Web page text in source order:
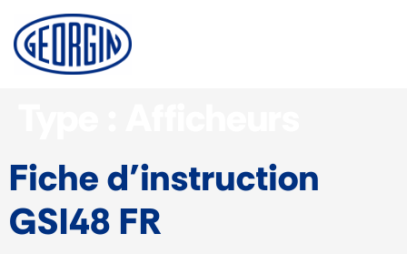
Panneau de gestion des cookies
Fiche d’instruction
GSI48 FR